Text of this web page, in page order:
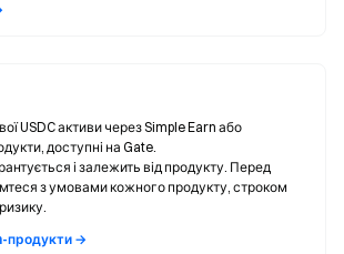
USDC активи через Simple Earn або
доступні на Gate.
і залежить від продукту. Перед
з умовами кожного продукту, строком
продукти →